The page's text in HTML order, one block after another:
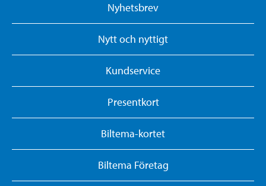
Nyhetsbrev
Nytt och nyttigt
Kundservice
Presentkort
Biltema-kortet
Biltema Företag